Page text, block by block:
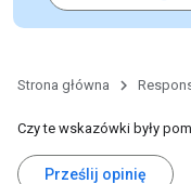
Strona główna
Czy te wskazówki były
Prześlij opinię